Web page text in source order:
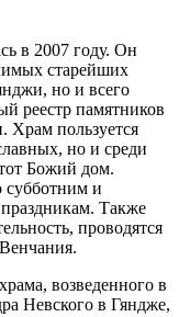
в 2007 году. Он
старейших
но и всего
реестр памятников
Храм пользуется
но и среди
Божий дом.
субботним и
Также
проводятся
возведенного в
Невского в Гяндже,